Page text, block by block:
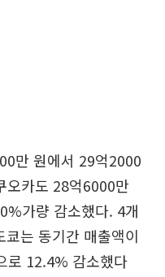
만 원에서 29억2000
오카도 28억6000만
가량 감소했다. 4개
는 동기간 매출액이
로 12.4% 감소했다